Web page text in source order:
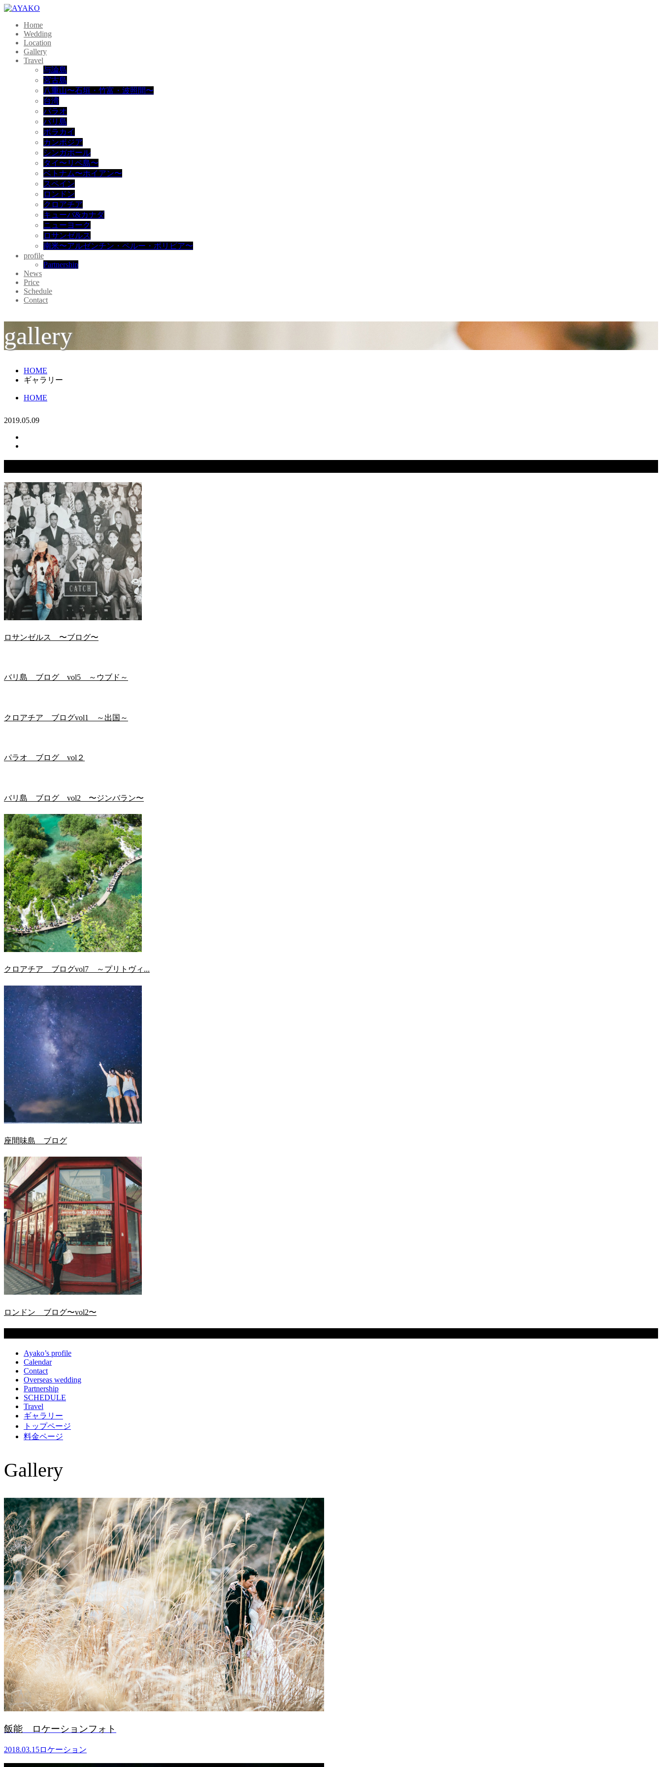
Home
Wedding
Location
Gallery
Travel
与論島
宮古島
八重山〜石垣・竹富・波照間〜
台湾
パラオ
バリ島
ボラカイ
カンボジア
シンガポール
タイ〜リペ島〜
ベトナム〜ホイアン〜
スペイン
ロンドン
クロアチア
キューバ&カナダ
ニューヨーク
ロサンゼルス
南米〜アルゼンチン・ペルー・ボリビア〜
profile
Partnership
News
Price
Schedule
Contact
gallery
HOME
ギャラリー
HOME
2019.05.09
ロサンゼルス 〜ブログ〜
バリ島 ブログ vol5 ～ウブド～
クロアチア ブログvol1 ～出国～
パラオ ブログ vol２
バリ島 ブログ vol2 〜ジンバラン〜
クロアチア ブログvol7 ～プリトヴィ...
座間味島 ブログ
ロンドン ブログ〜vol2〜
Ayako’s profile
Calendar
Contact
Overseas wedding
Partnership
SCHEDULE
Travel
ギャラリー
トップページ
料金ページ
Gallery
飯能 ロケーションフォト
2018.03.15ロケーション